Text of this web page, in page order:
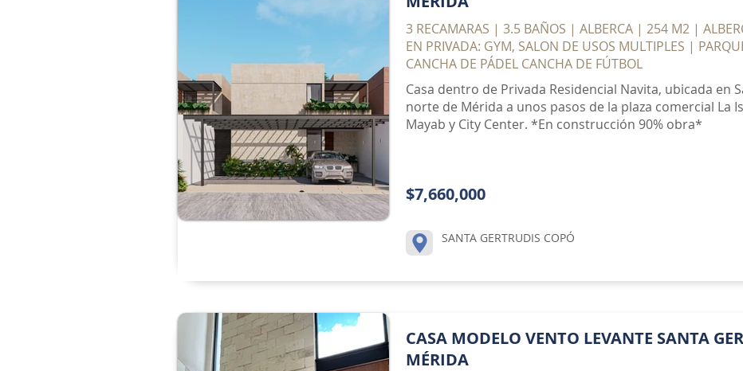
3 RECAMARAS | 3.5 BAÑOS | ALBERCA | 254 M2 |
EN PRIVADA: GYM, SALON DE USOS MULTIPLES |
CANCHA DE PÁDEL CANCHA DE FÚTBOL
Casa dentro de Privada Residencial Navita, ubicada en
norte de Mérida a unos pasos de la plaza comercial La
Mayab y City Center. *En construcción 90% obra*
$7,660,000
SANTA GERTRUDIS COPÓ
CASA MODELO VENTO LEVANTE SANTA
MÉRIDA